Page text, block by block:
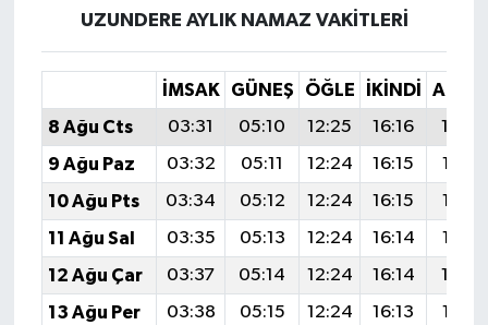
UZUNDERE AYLIK NAMAZ VAKITLERI
İMSAK GÜNEŞ ÖĞLE İKINDI
8 Ağu Cts
03:31 05:10 12:25 16:16
19:29
9 Ağu Paz
03:32 05:11 12:24 16:15
19:28
10 Ağu Pts
03:34 05:12 12:24 16:15
19:26
11 Ağu Sal
03:35 05:13 12:24 16:14
19:25
12 Ağu Çar
03:37 05:14 12:24 16:14
19:24
13 Ağu Per
03:38 05:15 12:24 16:13
19:22